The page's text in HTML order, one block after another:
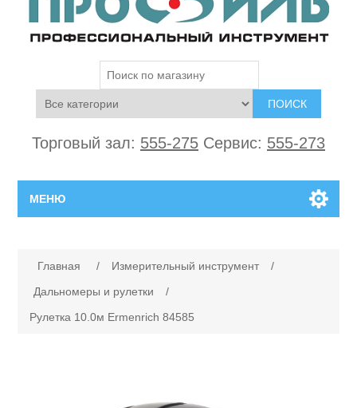
ПОИСК
Торговый зал: 555-275 Сервис: 555-273
МЕНЮ
Главная / Измерительный инструмент
/
Дальномеры и рулетки
/
Рулетка 10.0м Ermenrich 84585